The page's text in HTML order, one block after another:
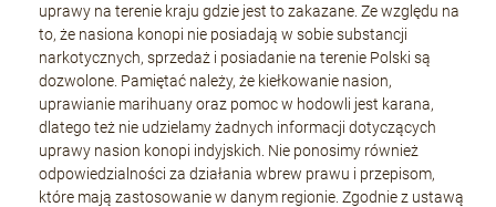
uprawy na terenie kraju gdzie jest to zakazane. Ze względu na
to, że nasiona konopi nie posiadają w sobie substancji
narkotycznych, sprzedaż i posiadanie na terenie Polski są
dozwolone. Pamiętać należy, że kiełkowanie nasion,
uprawianie marihuany oraz pomoc w hodowli jest karana,
dlatego też nie udzielamy żadnych informacji dotyczących
uprawy nasion konopi indyjskich. Nie ponosimy również
odpowiedzialności za działania wbrew prawu i przepisom,
które mają zastosowanie w danym regionie. Zgodnie z ustawą